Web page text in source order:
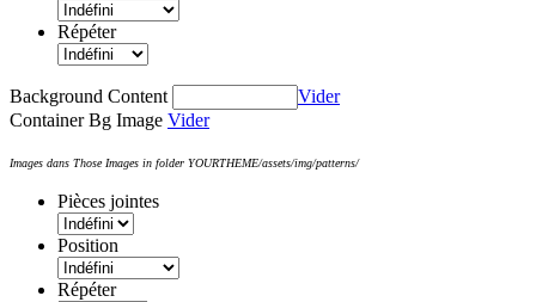
Répéter
Background Content
Vider
Container Bg Image Vider
Images dans Those Images in folder YOURTHEME/assets/img/patterns/
Pièces jointes
Position
Répéter